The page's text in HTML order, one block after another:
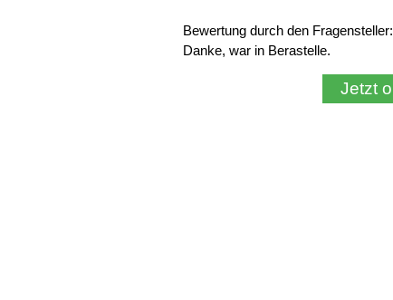
Bewertung durch den Fragensteller:
Danke, war in Berastelle.